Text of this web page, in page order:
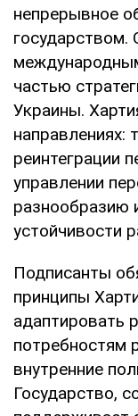
непрерывное
государством.
частью
Украины.
направлениях:
реинтеграции
управлении
разнообразию
устойчивости
Подписанты
принципы
адаптировать
потребностям
внутренние
Государство,